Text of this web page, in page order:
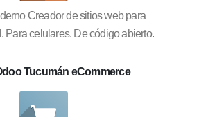
Creador de sitios web para
Para celulares. De código abierto.
Tucumán eCommerce